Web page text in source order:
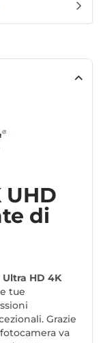
di
HD 4K
tue
Grazie
va